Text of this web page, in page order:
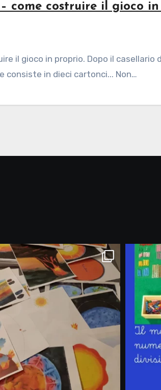
come costruire il gioco
il gioco in proprio. Dopo il casellario
consiste in dieci cartonci... Non…